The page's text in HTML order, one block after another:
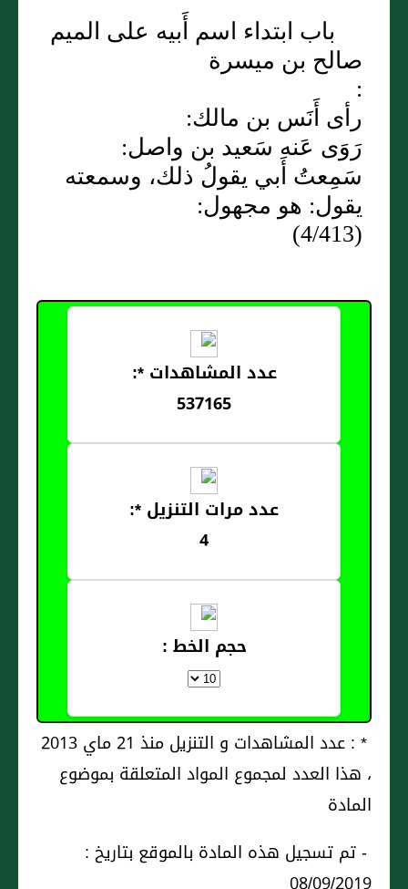
باب ابتداء اسم أَبيه على الميم
صالح بن ميسرة
:
رأى أَنَس بن مالك:
رَوَى عَنه سَعيد بن واصل:
سَمِعتُ أَبي يقولُ ذلك، وسمعته
يقول: هو مجهول:
(4/413)
عدد المشاهدات *:
537165
عدد مرات التنزيل *:
4
حجم الخط :
* : عدد المشاهدات و التنزيل منذ 21 ماي 2013
، هذا العدد لمجموع المواد المتعلقة بموضوع
المادة
- تم تسجيل هذه المادة بالموقع بتاريخ :